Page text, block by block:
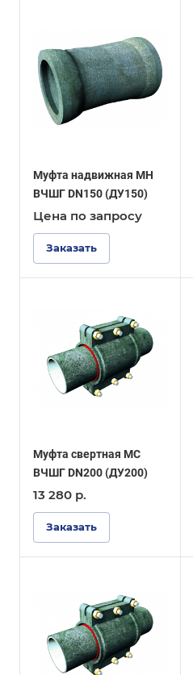
Муфта надвижная МН
ВЧШГ DN150 (ДУ150)
Цена по запросу
Заказать
Муфта свертная МС
ВЧШГ DN200 (ДУ200)
13 280 р.
Заказать